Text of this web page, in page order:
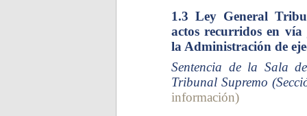
1.3 Ley General
actos recurridos en
la Administración de
Sentencia de la Sala
Tribunal Supremo
información)